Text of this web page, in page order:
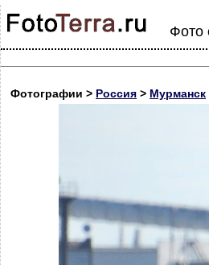
Фото
Фотографии > Россия > Мурманск